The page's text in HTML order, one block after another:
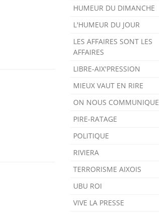
HUMEUR DU DIMANCHE
L'HUMEUR DU JOUR
LES AFFAIRES SONT LES
AFFAIRES
LIBRE-AIX'PRESSION
MIEUX VAUT EN RIRE
ON NOUS COMMUNIQUE
PIRE-RATAGE
POLITIQUE
RIVIERA
TERRORISME AIXOIS
UBU ROI
VIVE LA PRESSE